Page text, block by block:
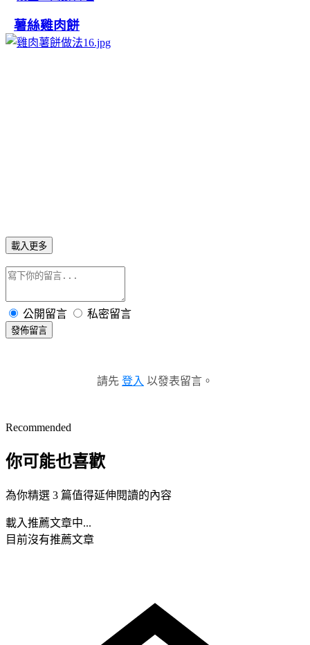
薯絲雞肉餅
載入更多
公開留言 私密留言
發佈留言
請先 登入 以發表留言。
Recommended
你可能也喜歡
為你精選 3 篇值得延伸閱讀的內容
載入推薦文章中...
目前沒有推薦文章